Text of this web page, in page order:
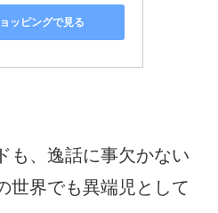
ッピングで見る
も、逸話に事欠かない
世界でも異端児として